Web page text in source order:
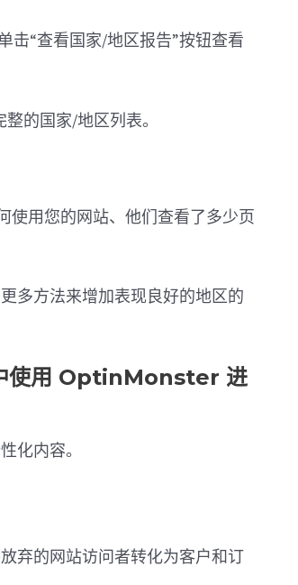
击“查看国家/地区报告”按钮查看
的国家/地区列表。
使用您的网站、他们查看了多少页
多方法来增加表现良好的地区的
使用 OptinMonster 进
化内容。
弃的网站访问者转化为客户和订